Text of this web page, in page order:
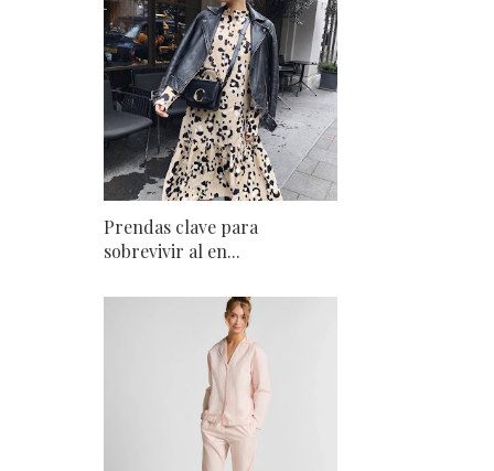
Prendas clave para
sobrevivir al en...